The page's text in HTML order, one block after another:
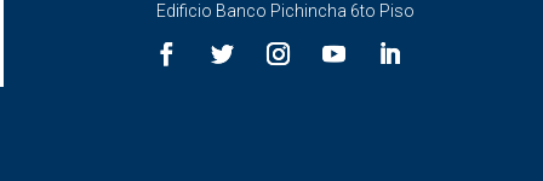
Edificio Banco Pichincha 6to Piso